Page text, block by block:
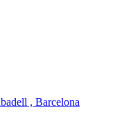
, Barcelona